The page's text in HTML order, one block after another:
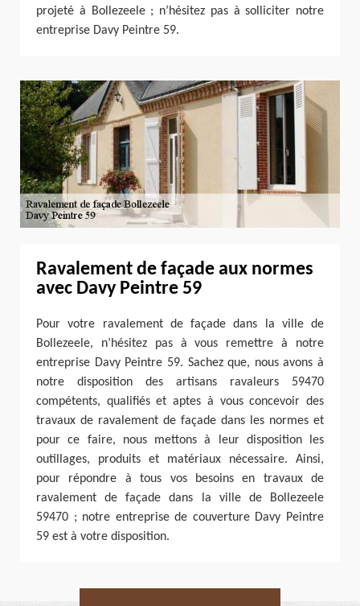
projeté à Bollezeele ; n’hésitez pas à solliciter notre
entreprise Davy Peintre 59.
Ravalement de façade aux normes
avec Davy Peintre 59
Pour votre ravalement de façade dans la ville de
Bollezeele, n’hésitez pas à vous remettre à notre
entreprise Davy Peintre 59. Sachez que, nous avons à
notre disposition des artisans ravaleurs 59470
compétents, qualifiés et aptes à vous concevoir des
travaux de ravalement de façade dans les normes et
pour ce faire, nous mettons à leur disposition les
outillages, produits et matériaux nécessaire. Ainsi,
pour répondre à tous vos besoins en travaux de
ravalement de façade dans la ville de Bollezeele
59470 ; notre entreprise de couverture Davy Peintre
59 est à votre disposition.